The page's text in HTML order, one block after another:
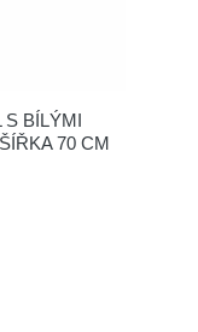
S BÍLÝMI
70 CM